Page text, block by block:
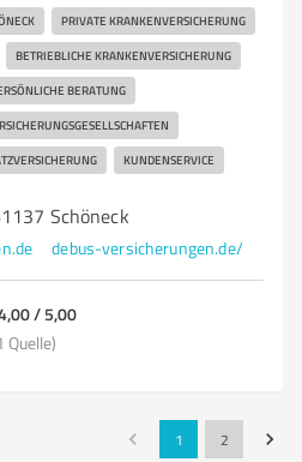
PRIVATE KRANKENVERSICHERUNG
BETRIEBLICHE KRANKENVERSICHERUNG
BERATUNG
KUNDENSERVICE
Schöneck
debus-versicherungen.de/
/ 5,00
Quelle)
1 2